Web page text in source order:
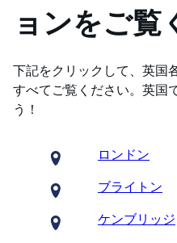
ョンをご覧
下記をクリックして、英国
すべてご覧ください。英国
う！
ロンドン
ブライトン
ケンブリッジ